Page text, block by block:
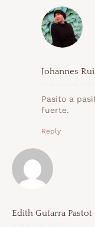
Johannes
Pasito a
fuerte.
Reply
Edith Gutarra Pastot